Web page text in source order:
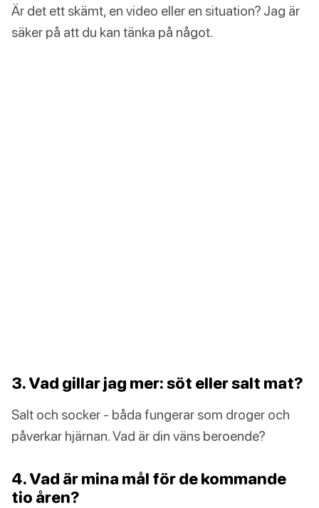
Är det ett skämt, en video eller en situation? Jag är
säker på att du kan tänka på något.
3. Vad gillar jag mer: söt eller salt mat?
Salt och socker - båda fungerar som droger och
påverkar hjärnan. Vad är din väns beroende?
4. Vad är mina mål för de kommande
tio åren?